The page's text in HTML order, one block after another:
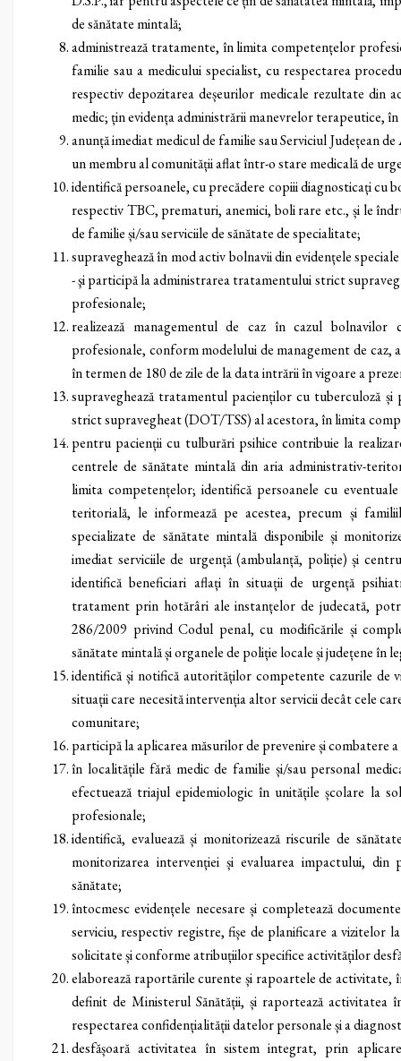
de sănătate mintală;
administrează tratamente, în limita competențelor
familie sau a medicului specialist, cu respectarea
respectiv depozitarea deșeurilor medicale rezultate din
medic; țin evidența administrării manevrelor terapeutice,
anunță imediat medicul de familie sau Serviciul Județean
un membru al comunității aflat într-o stare medicală de
identifică persoanele, cu precădere copiii diagnosticați cu
respectiv TBC, prematuri, anemici, boli rare etc., și le
de familie și/sau serviciile de sănătate de specialitate;
supraveghează în mod activ bolnavii din evidențele
- şi participă la administrarea tratamentului strict
profesionale;
realizează managementul de caz în cazul
profesionale, conform modelului de management de
în termen de 180 de zile de la data intrării în vigoare a
supraveghează tratamentul pacienților cu tuberculoză
strict supravegheat (DOT/TSS) al acestora, în limita
pentru pacienții cu tulburări psihice contribuie la
centrele de sănătate mintală din aria administrativ-
limita competențelor; identifică persoanele cu
teritorială, le informează pe acestea, precum și
specializate de sănătate mintală disponibile și
imediat serviciile de urgență (ambulanță, poliție) și
identifică beneficiari aflați în situații de urgență
tratament prin hotărâri ale instanțelor de judecată,
286/2009 privind Codul penal, cu modificările și
sănătate mintală și organele de poliție locale și județene în
identifică și notifică autorităților competente cazurile de
situații care necesită intervenția altor servicii decât cele
comunitare;
participă la aplicarea măsurilor de prevenire și combatere
în localitățile fără medic de familie și/sau personal
efectuează triajul epidemiologic în unitățile școlare la
profesionale;
identifică, evaluează și monitorizează riscurile de
monitorizarea intervenției și evaluarea impactului, din
sănătate;
întocmesc evidențele necesare și completează
serviciu, respectiv registre, fișe de planificare a vizitelor
solicitate și conforme atribuțiilor specifice activităților
elaborează raportările curente și rapoartele de
definit de Ministerul Sănătății, și raportează activitatea
respectarea confidențialității datelor personale și a
desfășoară activitatea în sistem integrat, prin